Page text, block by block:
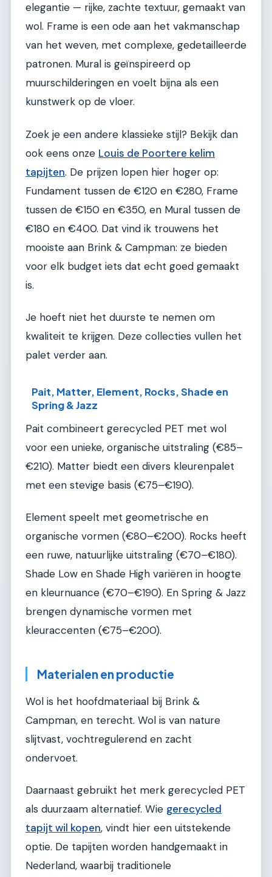
elegantie — rijke, zachte textuur, gemaakt van
wol. Frame is een ode aan het vakmanschap
van het weven, met complexe, gedetailleerde
patronen. Mural is geïnspireerd op
muurschilderingen en voelt bijna als een
kunstwerk op de vloer.
Zoek je een andere klassieke stijl? Bekijk dan
ook eens onze Louis de Poortere kelim
tapijten. De prijzen lopen hier hoger op:
Fundament tussen de €120 en €280, Frame
tussen de €150 en €350, en Mural tussen de
€180 en €400. Dat vind ik trouwens het
mooiste aan Brink & Campman: ze bieden
voor elk budget iets dat echt goed gemaakt
is.
Je hoeft niet het duurste te nemen om
kwaliteit te krijgen. Deze collecties vullen het
palet verder aan.
Pait, Matter, Element, Rocks, Shade en
Spring & Jazz
Pait combineert gerecycled PET met wol
voor een unieke, organische uitstraling (€85–
€210). Matter biedt een divers kleurenpalet
met een stevige basis (€75–€190).
Element speelt met geometrische en
organische vormen (€80–€200). Rocks heeft
een ruwe, natuurlijke uitstraling (€70–€180).
Shade Low en Shade High variëren in hoogte
en kleurnuance (€70–€190). En Spring & Jazz
brengen dynamische vormen met
kleuraccenten (€75–€200).
Materialen en productie
Wol is het hoofdmateriaal bij Brink &
Campman, en terecht. Wol is van nature
slijtvast, vochtregulerend en zacht
ondervoet.
Daarnaast gebruikt het merk gerecycled PET
als duurzaam alternatief. Wie gerecycled
tapijt wil kopen, vindt hier een uitstekende
optie. De tapijten worden handgemaakt in
Nederland, waarbij traditionele